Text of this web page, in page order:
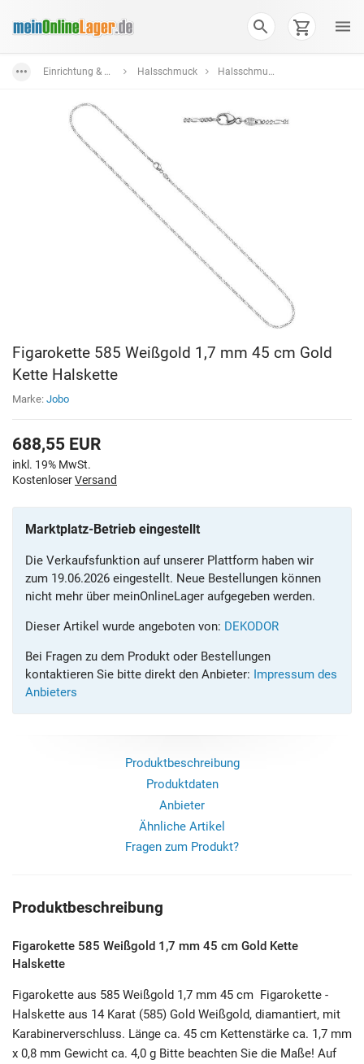
Einrichtung & Wohnaccessoires Halsschmuck Halsschmuck Weißgold
Figarokette 585 Weißgold 1,7 mm 45 cm Gold
Kette Halskette
Marke: Jobo
688,55 EUR
inkl. 19% MwSt.
KostenloserVersand
Marktplatz-Betrieb eingestellt
Die Verkaufsfunktion auf unserer Plattform haben wir
zum 19.06.2026 eingestellt. Neue Bestellungen können
nicht mehr über meinOnlineLager aufgegeben werden.
Dieser Artikel wurde angeboten von: DEKODOR
Bei Fragen zu dem Produkt oder Bestellungen
kontaktieren Sie bitte direkt den Anbieter: Impressum des
Anbieters
Produktbeschreibung
Produktdaten
Anbieter
Ähnliche Artikel
Fragen zum Produkt?
Produktbeschreibung
Figarokette 585 Weißgold 1,7 mm 45 cm Gold Kette
Halskette
Figarokette aus 585 Weißgold 1,7 mm 45 cm Figarokette -
Halskette aus 14 Karat (585) Gold Weißgold, diamantiert, mit
Karabinerverschluss. Länge ca. 45 cm Kettenstärke ca. 1,7 mm
x 0,8 mm Gewicht ca. 4,0 g Bitte beachten Sie die Maße! Auf